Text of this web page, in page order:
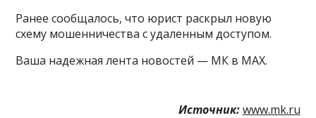
Ранее сообщалось, что юрист раскрыл новую
схему мошенничества с удаленным доступом.
Ваша надежная лента новостей — МК в MAX.
Источник: www.mk.ru